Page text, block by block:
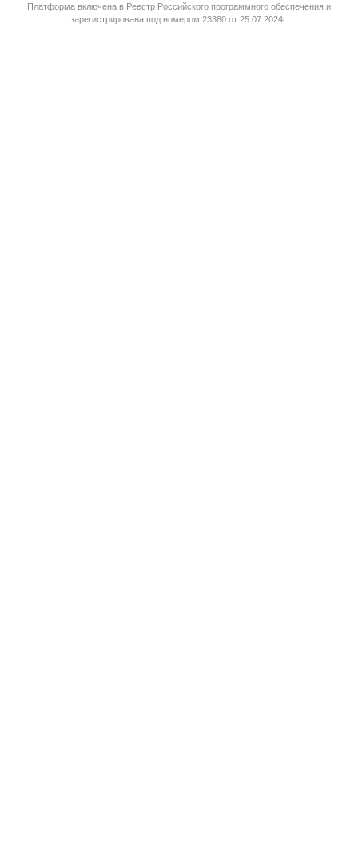
Платформа включена в Реестр Российского программного обеспечения и
зарегистрирована под номером 23380 от 25.07.2024г.